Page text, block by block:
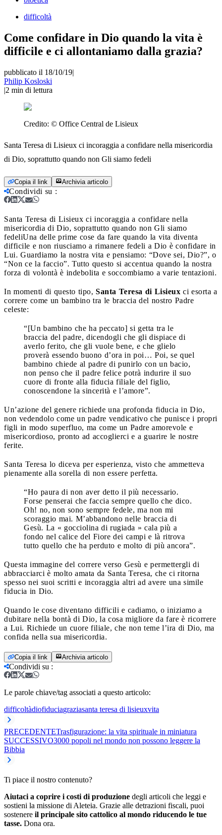
difficoltà
Come confidare in Dio quando la vita è
difficile e ci allontaniamo dalla grazia?
pubblicato il 18/10/19|
Philip Kosloski
|2 min di lettura
Credito: © Office Central de Lisieux
Santa Teresa di Lisieux ci incoraggia a confidare nella misericordia
di Dio, soprattutto quando non Gli siamo fedeli
Copia il link Archivia articolo
Condividi su :
Santa Teresa di Lisieux ci incoraggia a confidare nella
misericordia di Dio, soprattutto quando non Gli siamo
fedeliUna delle prime cose da fare quando la vita diventa
difficile e non riusciamo a rimanere fedeli a Dio è confidare in
Lui. Guardiamo la nostra vita e pensiamo: “Dove sei, Dio?”, o
“Non ce la faccio”. Tutto questo si accentua quando la nostra
forza di volontà è indebolita e soccombiamo a varie tentazioni.
In momenti di questo tipo, Santa Teresa di Lisieux ci esorta a
correre come un bambino tra le braccia del nostro Padre
celeste:
“[Un bambino che ha peccato] si getta tra le
braccia del padre, dicendogli che gli dispiace di
averlo ferito, che gli vuole bene, e che glielo
proverà essendo buono d’ora in poi… Poi, se quel
bambino chiede al padre di punirlo con un bacio,
non penso che il padre felice potrà indurire il suo
cuore di fronte alla fiducia filiale del figlio,
conoscendone la sincerità e l’amore”.
Un’azione del genere richiede una profonda fiducia in Dio,
non vedendolo come un padre vendicativo che punisce i propri
figli in modo superfluo, ma come un Padre amorevole e
misericordioso, pronto ad accoglierci e a guarire le nostre
ferite.
Santa Teresa lo diceva per esperienza, visto che ammetteva
pienamente alla sorella di non essere perfetta.
“Ho paura di non aver detto il più necessario.
Forse penserai che faccia sempre quello che dico.
Oh! no, non sono sempre fedele, ma non mi
scoraggio mai. M’abbandono nelle braccia di
Gesù. La « gocciolina di rugiada » cala più a
fondo nel calice del Fiore dei campi e là ritrova
tutto quello che ha perduto e molto di più ancora”.
Questa immagine del correre verso Gesù e permettergli di
abbracciarci è molto amata da Santa Teresa, che ci ritorna
spesso nei suoi scritti e incoraggia altri ad avere una simile
fiducia in Dio.
Quando le cose diventano difficili e cadiamo, o iniziamo a
dubitare nella bontà di Dio, la cosa migliore da fare è ricorrere
a Lui. Richiede un cuore filiale, che non teme l’ira di Dio, ma
confida nella sua misericordia.
Copia il link Archivia articolo
Condividi su :
Le parole chiave/tag associati a questo articolo:
difficoltàdiofiduciagraziasanta teresa di lisieuxvita
PRECEDENTETrasfigurazione: la vita spirituale in miniatura
SUCCESSIVO3000 popoli nel mondo non possono leggere la
Bibbia
Ti piace il nostro contenuto?
Aiutaci a coprire i costi di produzione degli articoli che leggi e
sostieni la missione di Aleteia. Grazie alle detrazioni fiscali, puoi
sostenere il principale sito cattolico al mondo riducendo le tue
tasse. Dona ora.